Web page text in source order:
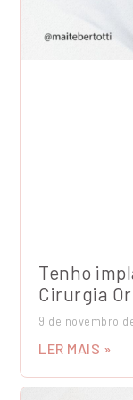
Tenho
Cirurgia
9 de novembro
LER MAIS »